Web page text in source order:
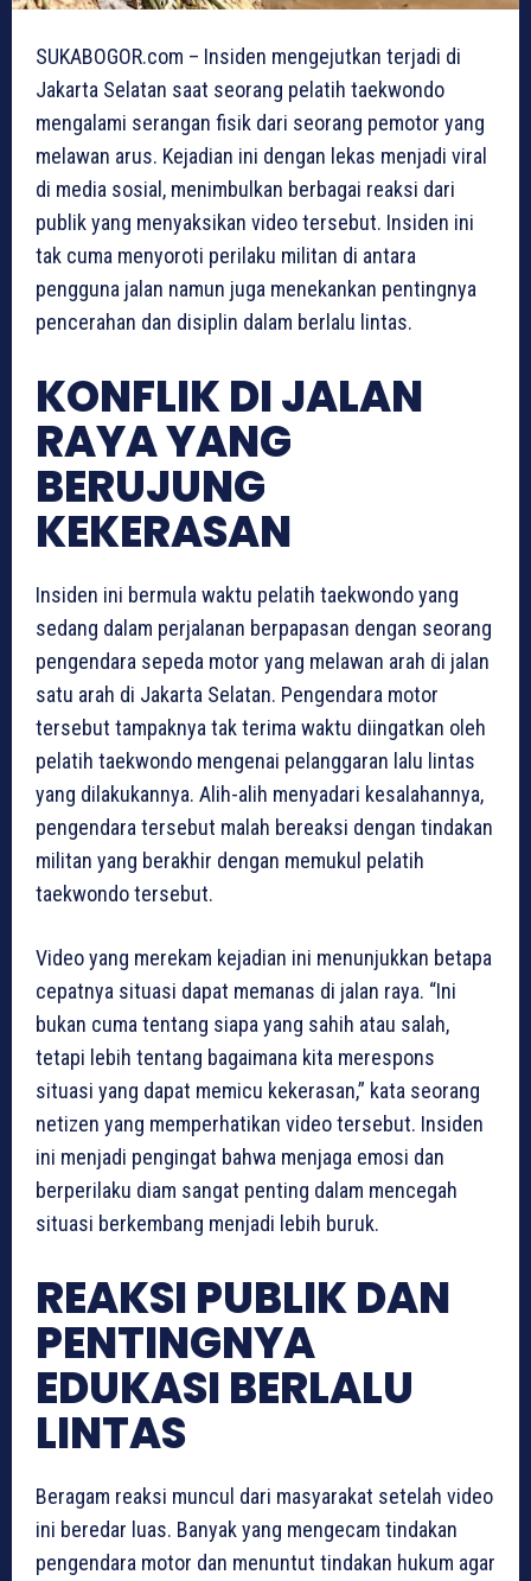
SUKABOGOR.com – Insiden mengejutkan terjadi di
Jakarta Selatan saat seorang pelatih taekwondo
mengalami serangan fisik dari seorang pemotor yang
melawan arus. Kejadian ini dengan lekas menjadi viral
di media sosial, menimbulkan berbagai reaksi dari
publik yang menyaksikan video tersebut. Insiden ini
tak cuma menyoroti perilaku militan di antara
pengguna jalan namun juga menekankan pentingnya
pencerahan dan disiplin dalam berlalu lintas.
KONFLIK DI JALAN
RAYA YANG
BERUJUNG
KEKERASAN
Insiden ini bermula waktu pelatih taekwondo yang
sedang dalam perjalanan berpapasan dengan seorang
pengendara sepeda motor yang melawan arah di jalan
satu arah di Jakarta Selatan. Pengendara motor
tersebut tampaknya tak terima waktu diingatkan oleh
pelatih taekwondo mengenai pelanggaran lalu lintas
yang dilakukannya. Alih-alih menyadari kesalahannya,
pengendara tersebut malah bereaksi dengan tindakan
militan yang berakhir dengan memukul pelatih
taekwondo tersebut.
Video yang merekam kejadian ini menunjukkan betapa
cepatnya situasi dapat memanas di jalan raya. “Ini
bukan cuma tentang siapa yang sahih atau salah,
tetapi lebih tentang bagaimana kita merespons
situasi yang dapat memicu kekerasan,” kata seorang
netizen yang memperhatikan video tersebut. Insiden
ini menjadi pengingat bahwa menjaga emosi dan
berperilaku diam sangat penting dalam mencegah
situasi berkembang menjadi lebih buruk.
REAKSI PUBLIK DAN
PENTINGNYA
EDUKASI BERLALU
LINTAS
Beragam reaksi muncul dari masyarakat setelah video
ini beredar luas. Banyak yang mengecam tindakan
pengendara motor dan menuntut tindakan hukum agar